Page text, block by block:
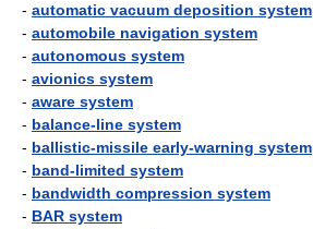
- automatic vacuum deposition system
- automobile navigation system
- autonomous system
- avionics system
- aware system
- balance-line system
- ballistic-missile early-warning system
- band-limited system
- bandwidth compression system
- BAR system